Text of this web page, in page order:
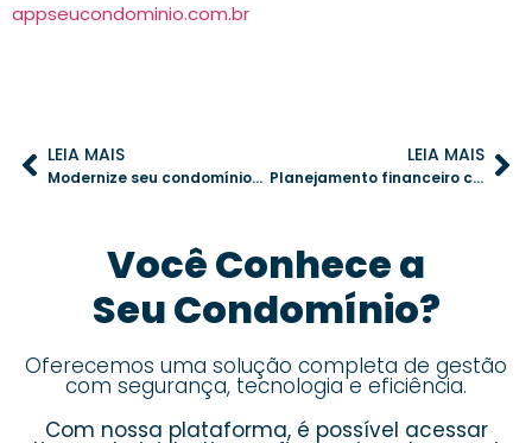
appseucondominio.com.br
LEIA MAIS
Modernize seu condomínio com iluminação natural: economia e bem-estar garantidos
LEIA MAIS
Planejamento financeiro condominial: como prever despesas futuras e evitar surpresas
Você Conhece a
Seu Condomínio?
Oferecemos uma solução completa de gestão
com segurança, tecnologia e eficiência.
Com nossa plataforma, é possível acessar